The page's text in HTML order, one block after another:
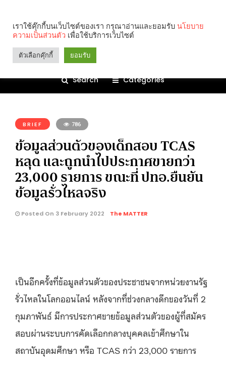
Search Categories
BRIEF 786
ข้อมูลส่วนตัวของเด็กสอบ TCAS
หลุด และถูกนำไปประกาศขายกว่า
23,000 รายการ ขณะที่ ปทอ.ยืนยัน
ข้อมูลรั่วไหลจริง
Posted On 3 February 2022 The MATTER
เป็นอีกครั้งที่ข้อมูลส่วนตัวของประชาชนจากหน่วยงานรัฐ
รั่วไหลในโลกออนไลน์ หลังจากที่ช่วงกลางดึกของวันที่ 2
กุมภาพันธ์ มีการประกาศขายข้อมูลส่วนตัวของผู้ที่สมัคร
สอบผ่านระบบการคัดเลือกกลางบุคคลเข้าศึกษาใน
สถาบันอุดมศึกษา หรือ TCAS กว่า 23,000 รายการ
เราใช้คุ๊กกี้บนเว็บไซต์ของเรา กรุณาอ่านและยอมรับ นโยบาย
ความเป็นส่วนตัว เพื่อใช้บริการเว็บไซต์
ตัวเลือกคุ๊กกี้ ยอมรับ